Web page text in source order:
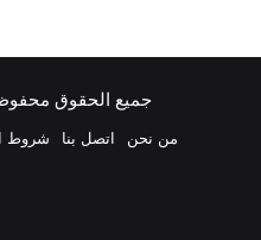
جميع الحقوق محفوظة
من نحن اتصل بنا شروط